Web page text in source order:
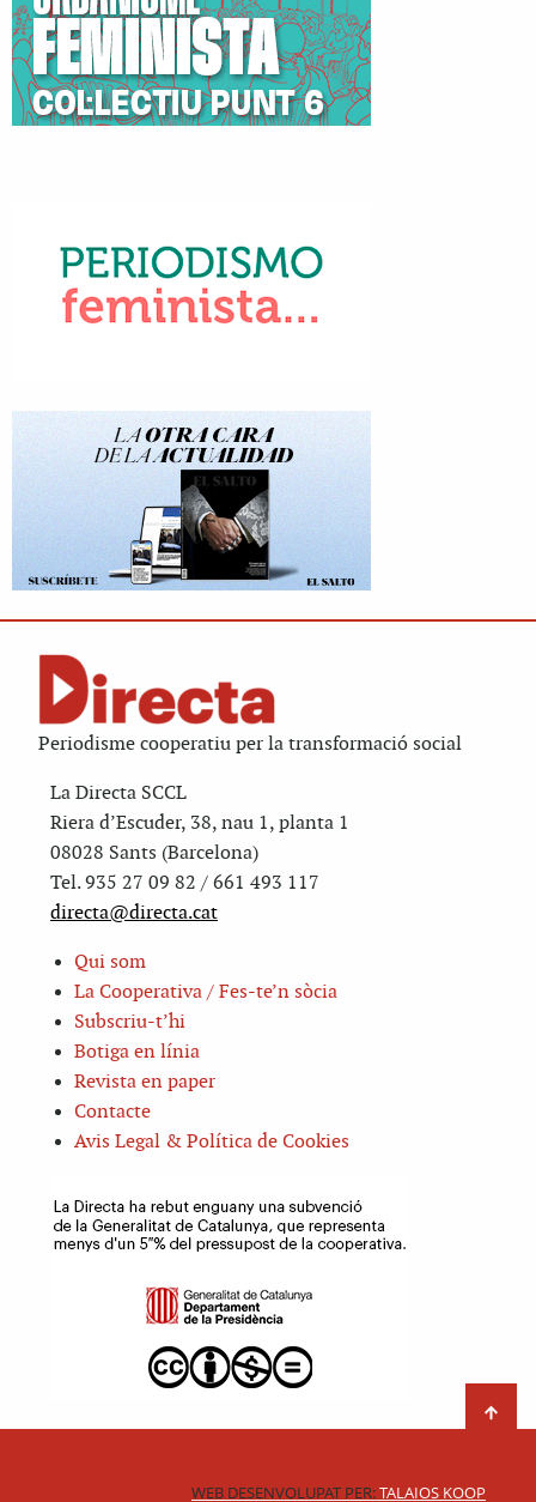
Periodisme cooperatiu per la transformació social
La Directa SCCL
Riera d’Escuder, 38, nau 1, planta 1
08028 Sants (Barcelona)
Tel. 935 27 09 82 / 661 493 117
directa@directa.cat
Qui som
La Cooperativa / Fes-te’n sòcia
Subscriu-t’hi
Botiga en línia
Revista en paper
Contacte
Avis Legal & Política de Cookies
WEB DESENVOLUPAT PER:TALAIOS KOOP